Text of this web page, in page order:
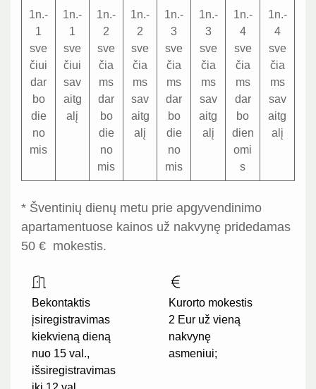
1n.-
1
sve
čiui
dar
bo
die
no
mis
1n.-
1
sve
čiui
sav
aitg
alį
1n.-
2
sve
čia
ms
dar
bo
die
no
mis
1n.-
2
sve
čia
ms
sav
aitg
alį
1n.-
3
sve
čia
ms
dar
bo
die
no
mis
1n.-
3
sve
čia
ms
sav
aitg
alį
1n.-
4
sve
čia
ms
dar
bo
dien
omi
s
1n.-
4
sve
čia
ms
sav
aitg
alį
* Šventinių dienų metu prie apgyvendinimo
apartamentuose kainos už nakvynę pridedamas
50 € mokestis.
Bekontaktis
įsiregistravimas
kiekvieną dieną
nuo 15 val.,
išsiregistravimas
Kurorto mokestis
2 Eur už vieną
nakvynę
asmeniui;